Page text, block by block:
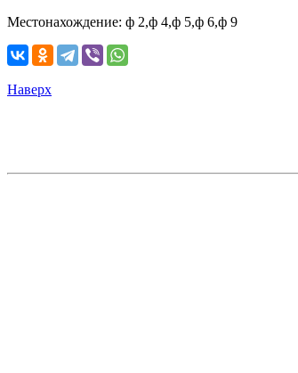
Местонахождение: ф 2,ф 4,ф 5,ф 6,ф 9
Наверх